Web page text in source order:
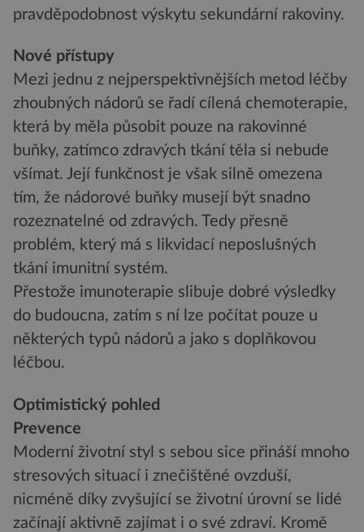
pravděpodobnost výskytu sekundární rakoviny.
Nové přístupy
Mezi jednu z nejperspektivnějších metod léčby
zhoubných nádorů se řadí cílená chemoterapie,
která by měla působit pouze na rakovinné
buňky, zatímco zdravých tkání těla si nebude
všímat. Její funkčnost je však silně omezena
tím, že nádorové buňky musejí být snadno
rozeznatelné od zdravých. Tedy přesně
problém, který má s likvidací neposlušných
tkání imunitní systém.
Přestože imunoterapie slibuje dobré výsledky
do budoucna, zatím s ní lze počítat pouze u
některých typů nádorů a jako s doplňkovou
léčbou.
Optimistický pohled
Prevence
Moderní životní styl s sebou sice přináší mnoho
stresových situací i znečištěné ovzduší,
nicméně díky zvyšující se životní úrovní se lidé
začínají aktivně zajímat i o své zdraví. Kromě